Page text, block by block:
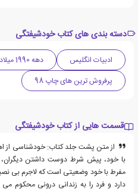
دسته بندی های کتاب خودشیفتگی
ادبیات انگلیس دهه 1990 میلادی
پرفروش ترین های چاپ 98
قسمت هایی از کتاب خودشیفتگی
از متن پشت جلد کتاب: خودشناسی از
با خود، پیش شرط دوست داشتن
مفرط با خود وضعیتی است که لاجرم بی
دارد و فرد را به زندانی درونی محکوم